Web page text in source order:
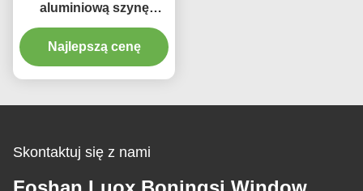
aluminiową szynę
kurtynową 6 m szyna
kurtynowa ze
wszystkimi akcesoriami
Najlepszą cenę
Skontaktuj się z nami